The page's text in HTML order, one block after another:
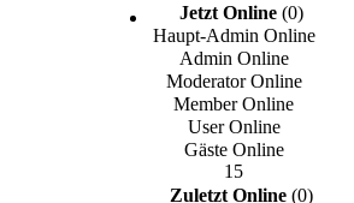
Jetzt Online (0)
Haupt-Admin Online
Admin Online
Moderator Online
Member Online
User Online
Gäste Online
15
Zuletzt Online (0)